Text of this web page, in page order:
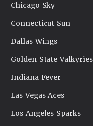
Chicago Sky
Connecticut Sun
Dallas Wings
Golden State Valkyries
Indiana Fever
Las Vegas Aces
Los Angeles Sparks